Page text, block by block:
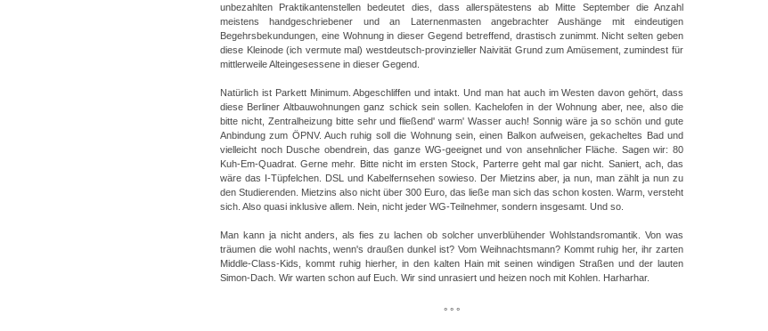
unbezahlten Praktikantenstellen bedeutet dies, dass allerspätestens ab Mitte September die Anzahl
meistens handgeschriebener und an Laternenmasten angebrachter Aushänge mit eindeutigen
Begehrsbekundungen, eine Wohnung in dieser Gegend betreffend, drastisch zunimmt. Nicht selten geben
diese Kleinode (ich vermute mal) westdeutsch-provinzieller Naivität Grund zum Amüsement, zumindest für
mittlerweile Alteingesessene in dieser Gegend.
Natürlich ist Parkett Minimum. Abgeschliffen und intakt. Und man hat auch im Westen davon gehört, dass
diese Berliner Altbauwohnungen ganz schick sein sollen. Kachelofen in der Wohnung aber, nee, also die
bitte nicht, Zentralheizung bitte sehr und fließend' warm' Wasser auch! Sonnig wäre ja so schön und gute
Anbindung zum ÖPNV. Auch ruhig soll die Wohnung sein, einen Balkon aufweisen, gekacheltes Bad und
vielleicht noch Dusche obendrein, das ganze WG-geeignet und von ansehnlicher Fläche. Sagen wir: 80
Kuh-Em-Quadrat. Gerne mehr. Bitte nicht im ersten Stock, Parterre geht mal gar nicht. Saniert, ach, das
wäre das I-Tüpfelchen. DSL und Kabelfernsehen sowieso. Der Mietzins aber, ja nun, man zählt ja nun zu
den Studierenden. Mietzins also nicht über 300 Euro, das ließe man sich das schon kosten. Warm, versteht
sich. Also quasi inklusive allem. Nein, nicht jeder WG-Teilnehmer, sondern insgesamt. Und so.
Man kann ja nicht anders, als fies zu lachen ob solcher unverblühender Wohlstandsromantik. Von was
träumen die wohl nachts, wenn's draußen dunkel ist? Vom Weihnachtsmann? Kommt ruhig her, ihr zarten
Middle-Class-Kids, kommt ruhig hierher, in den kalten Hain mit seinen windigen Straßen und der lauten
Simon-Dach. Wir warten schon auf Euch. Wir sind unrasiert und heizen noch mit Kohlen. Harharhar.
° ° °